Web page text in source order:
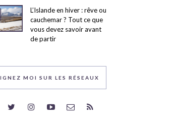
L’Islande en hiver : rêve ou
cauchemar ? Tout ce que
vous devez savoir avant
de partir
MOI SUR LES RÉSEAUX